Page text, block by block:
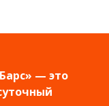
— это